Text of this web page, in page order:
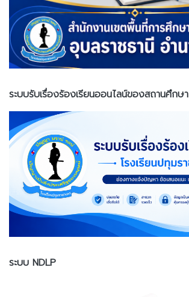
ระบบรับเรื่องร้องเรียนออนไลน์ของสถานศึกษา
ระบบ NDLP